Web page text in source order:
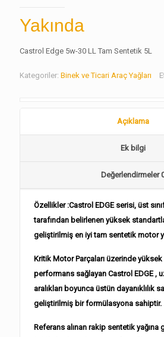
Yakında
Castrol Edge 5w-30 LL Tam Sentetik 5L
Kategoriler: Binek ve Ticari Araç Yağları
Açıklama
Ek bilgi
Değerlendirmeler
Özellikler :Castrol EDGE serisi, üst
tarafından belirlenen yüksek
geliştirilmiş en iyi tam sentetik motor
Kritik Motor Parçaları üzerinde
performans sağlayan Castrol EDGE ,
aralıkları boyunca üstün dayanıklılık
geliştirilmiş bir formülasyona sahiptir.
Referans alınan rakip sentetik yağına